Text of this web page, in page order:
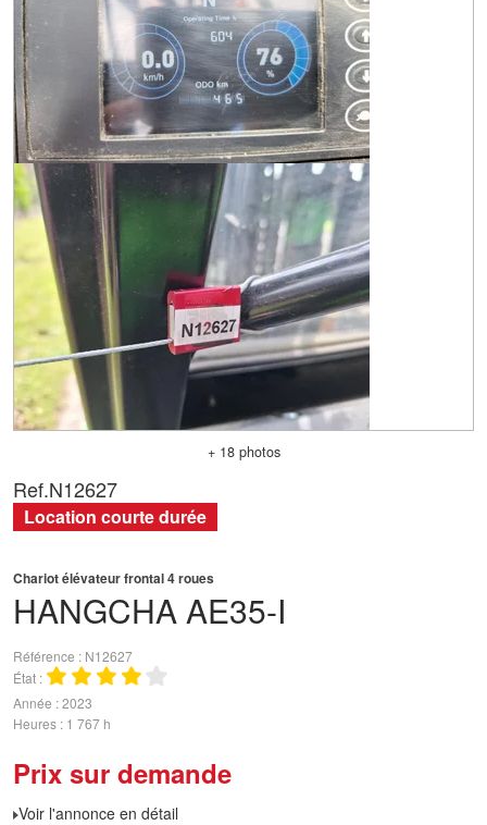
+ 18 photos
HANGCHAAE35-I
Chariot élévateur frontal 4 roues
Référence
N12627
État
Année 2023
Heures 1 767 h
Prix sur demande
Voir l'annonce en détail
Ref.N12627
Location courte durée